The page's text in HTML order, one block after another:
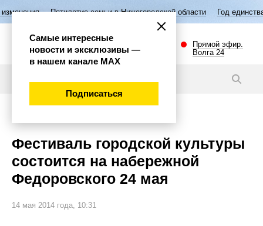
Пятилетие семьи в Нижегородской области Год единства народов
Прямой эфир.
Волга 24
Фестиваль городской культуры
состоится на набережной
Федоровского 24 мая
14 мая 2014 года, 10:31
Самые интересные
новости и эксклюзивы —
в нашем канале МАХ
Подписаться